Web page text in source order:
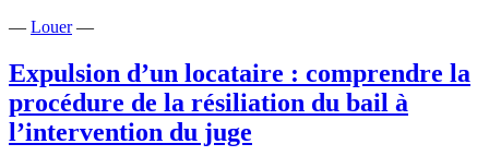
quartier
pour
acheter
une
maison
— Louer—
Expulsion d’un locataire : comprendre la
procédure de la résiliation du bail à
l’intervention du juge